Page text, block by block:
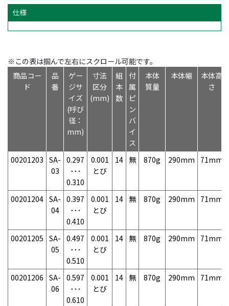
仕様
※この表は掴んで左右にスクロール可能です。
商品コー
ド
品
番
ゲー
ジサ
イズ
(呼び
径：
mm)
寸法
区分
(mm)
組
本
数
付
属
ピ
ン
バ
イ
ス
本体
質量
本体幅
本体高
さ
00201203 SA-
03
0.297
･･･
0.310
0.001
とび
14 無 870g 290mm 71mm
00201204 SA-
04
0.397
･･･
0.410
0.001
とび
14 無 870g 290mm 71mm
00201205 SA-
05
0.497
･･･
0.510
0.001
とび
14 無 870g 290mm 71mm
00201206 SA-
06
0.597
･･･
0.610
0.001
とび
14 無 870g 290mm 71mm